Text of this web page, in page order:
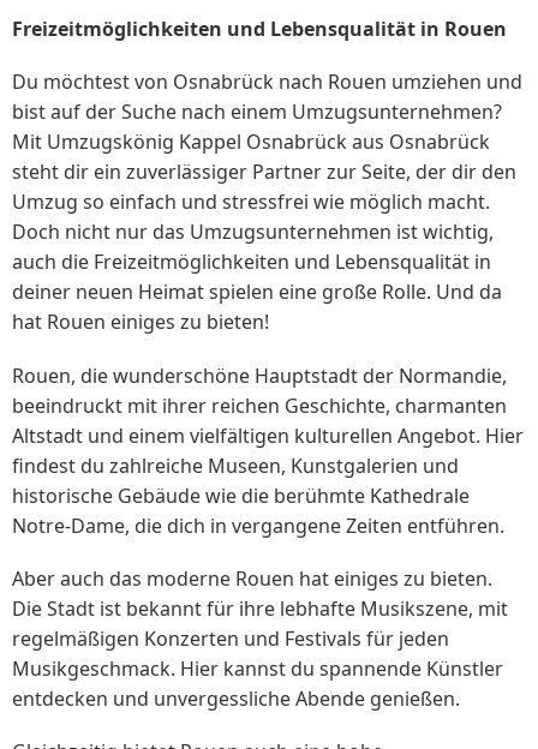
Freizeitmöglichkeiten und Lebensqualität in Rouen
Du möchtest von Osnabrück nach Rouen umziehen und
bist auf der Suche nach einem Umzugsunternehmen?
Mit Umzugskönig Kappel Osnabrück aus Osnabrück
steht dir ein zuverlässiger Partner zur Seite, der dir den
Umzug so einfach und stressfrei wie möglich macht.
Doch nicht nur das Umzugsunternehmen ist wichtig,
auch die Freizeitmöglichkeiten und Lebensqualität in
deiner neuen Heimat spielen eine große Rolle. Und da
hat Rouen einiges zu bieten!
Rouen, die wunderschöne Hauptstadt der Normandie,
beeindruckt mit ihrer reichen Geschichte, charmanten
Altstadt und einem vielfältigen kulturellen Angebot. Hier
findest du zahlreiche Museen, Kunstgalerien und
historische Gebäude wie die berühmte Kathedrale
Notre-Dame, die dich in vergangene Zeiten entführen.
Aber auch das moderne Rouen hat einiges zu bieten.
Die Stadt ist bekannt für ihre lebhafte Musikszene, mit
regelmäßigen Konzerten und Festivals für jeden
Musikgeschmack. Hier kannst du spannende Künstler
entdecken und unvergessliche Abende genießen.